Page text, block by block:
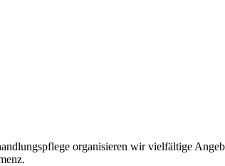
organisieren wir vielfältige